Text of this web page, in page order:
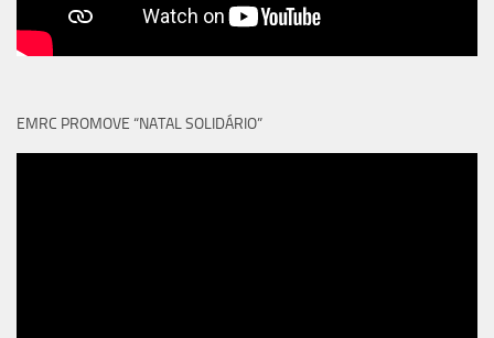
EMRC PROMOVE “NATAL SOLIDÁRIO”